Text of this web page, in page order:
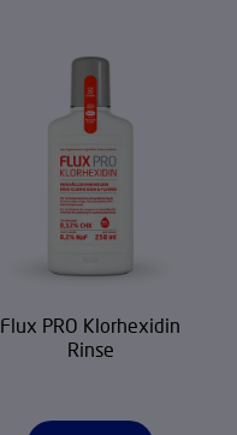
Flux PRO Klorhexidin
Rinse